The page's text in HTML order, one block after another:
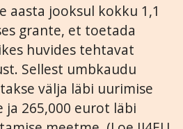
aasta jooksul kokku 1,1
grante, et toetada
huvides tehtavat
Sellest umbkaudu
välja läbi uurimise
265,000 eurot läbi